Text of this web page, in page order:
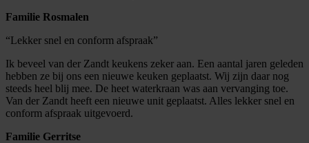
Familie Rosmalen
“Lekker snel en conform afspraak”
Ik beveel van der Zandt keukens zeker aan. Een aantal jaren geleden
hebben ze bij ons een nieuwe keuken geplaatst. Wij zijn daar nog
steeds heel blij mee. De heet waterkraan was aan vervanging toe.
Van der Zandt heeft een nieuwe unit geplaatst. Alles lekker snel en
conform afspraak uitgevoerd.
Familie Gerritse